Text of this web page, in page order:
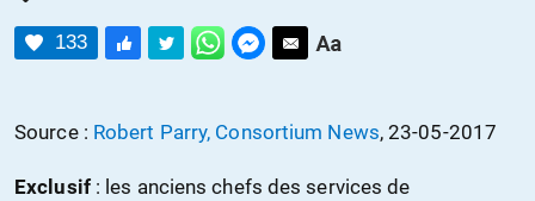
DOSSIERS
CATÉGORIES
133
Source : Robert Parry, Consortium News, 23-05-2017
Exclusif: les anciens chefs des services de